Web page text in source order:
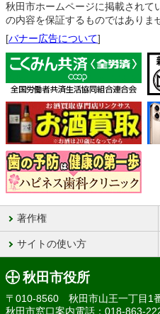
秋田市ホームページに掲載されて
の内容を保証するものではありま
[バナー広告について]
著作権
サイトの使い方
秋田市役所
〒010-8560 秋田市山王一丁目1
秋田市窓口案内電話：018-863-